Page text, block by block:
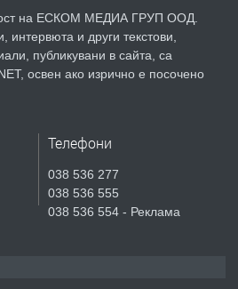
преди 5 дни
ОБЗАВЕДЕН И
гараж под наем
на ЕСКОМ МЕДИА ГРУП ООД.
интервюта и други текстови,
публикувани в сайта, са
освен ако изрично е посочено
Телефони
038 536 277
038 536 555
038 536 554 - Реклама